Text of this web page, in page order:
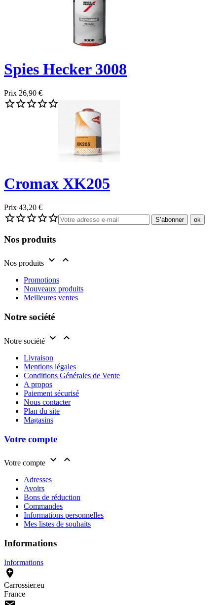
Spies Hecker 3008
Prix 26,90 €

Cromax XK205
Prix 43,20 €

Nos produits
Nos produits  
Promotions
Nouveaux produits
Meilleures ventes
Notre société
Notre société  
Livraison
Mentions légales
Conditions Générales de Vente
A propos
Paiement sécurisé
Nous contacter
Plan du site
Magasins
Votre compte
Votre compte  
Adresses
Avoirs
Bons de réduction
Commandes
Informations personnelles
Mes listes de souhaits
Informations
Informations

Carrossier.eu
France